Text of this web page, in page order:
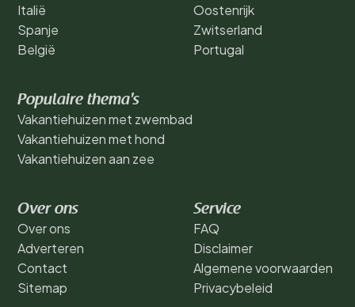
Italië
Spanje
België
Oostenrijk
Zwitserland
Portugal
Populaire thema's
Vakantiehuizen met zwembad
Vakantiehuizen met hond
Vakantiehuizen aan zee
Over ons
Over ons
Adverteren
Contact
Sitemap
Service
FAQ
Disclaimer
Algemene voorwaarden
Privacybeleid